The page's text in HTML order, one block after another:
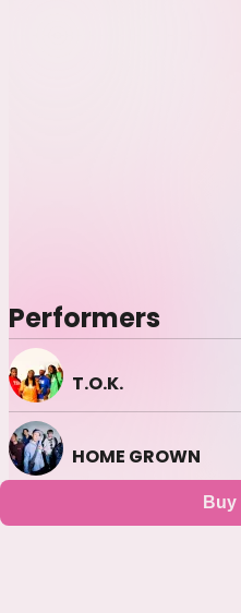
Performers
T.O.K.
HOME GROWN
SupportTermsPrivacy